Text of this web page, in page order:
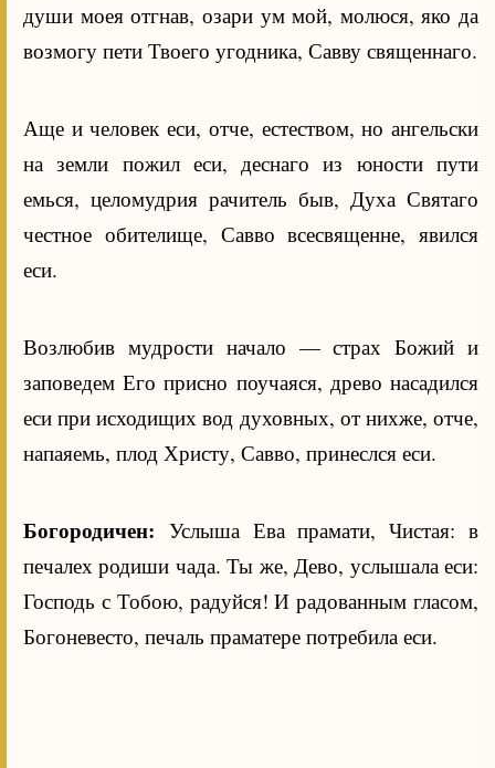
души моея отгнав, озари ум мой, молюся, яко да
возмогу пети Твоего угодника, Савву священнаго.
Аще и человек еси, отче, естеством, но ангельски
на земли пожил еси, деснаго из юности пути
емься, целомудрия рачитель быв, Духа Святаго
честное обителище, Савво всесвященне, явился
еси.
Возлюбив мудрости начало — страх Божий и
заповедем Его присно поучаяся, древо насадился
еси при исходищих вод духовных, от нихже, отче,
напаяемь, плод Христу, Савво, принеслся еси.
Богородичен: Услыша Ева прамати, Чистая: в
печалех родиши чада. Ты же, Дево, услышала еси:
Господь с Тобою, радуйся! И радованным гласом,
Богоневесто, печаль праматере потребила еси.